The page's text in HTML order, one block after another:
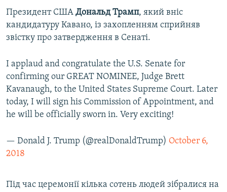
Президент США Дональд Трамп, який вніс
кандидатуру Кавано, із захопленням сприйняв
звістку про затвердження в Сенаті.
I applaud and congratulate the U.S. Senate for
confirming our GREAT NOMINEE, Judge Brett
Kavanaugh, to the United States Supreme Court. Later
today, I will sign his Commission of Appointment, and
he will be officially sworn in. Very exciting!
— Donald J. Trump (@realDonaldTrump) October 6,
2018
Під час церемонії кілька сотень людей зібралися на